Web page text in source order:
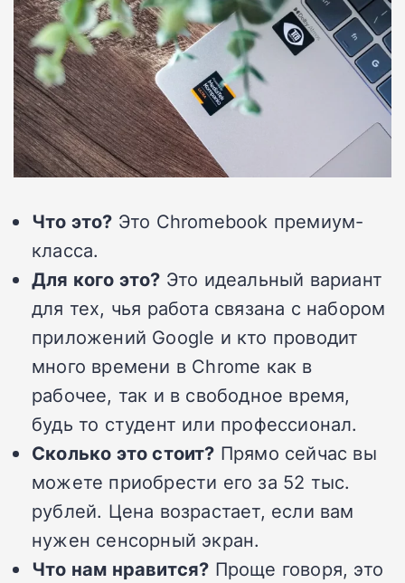
Что это? Это Chromebook премиум-
класса.
Для кого это? Это идеальный вариант
для тех, чья работа связана с набором
приложений Google и кто проводит
много времени в Chrome как в
рабочее, так и в свободное время,
будь то студент или профессионал.
Сколько это стоит? Прямо сейчас вы
можете приобрести его за 52 тыс.
рублей. Цена возрастает, если вам
нужен сенсорный экран.
Что нам нравится? Проще говоря, это